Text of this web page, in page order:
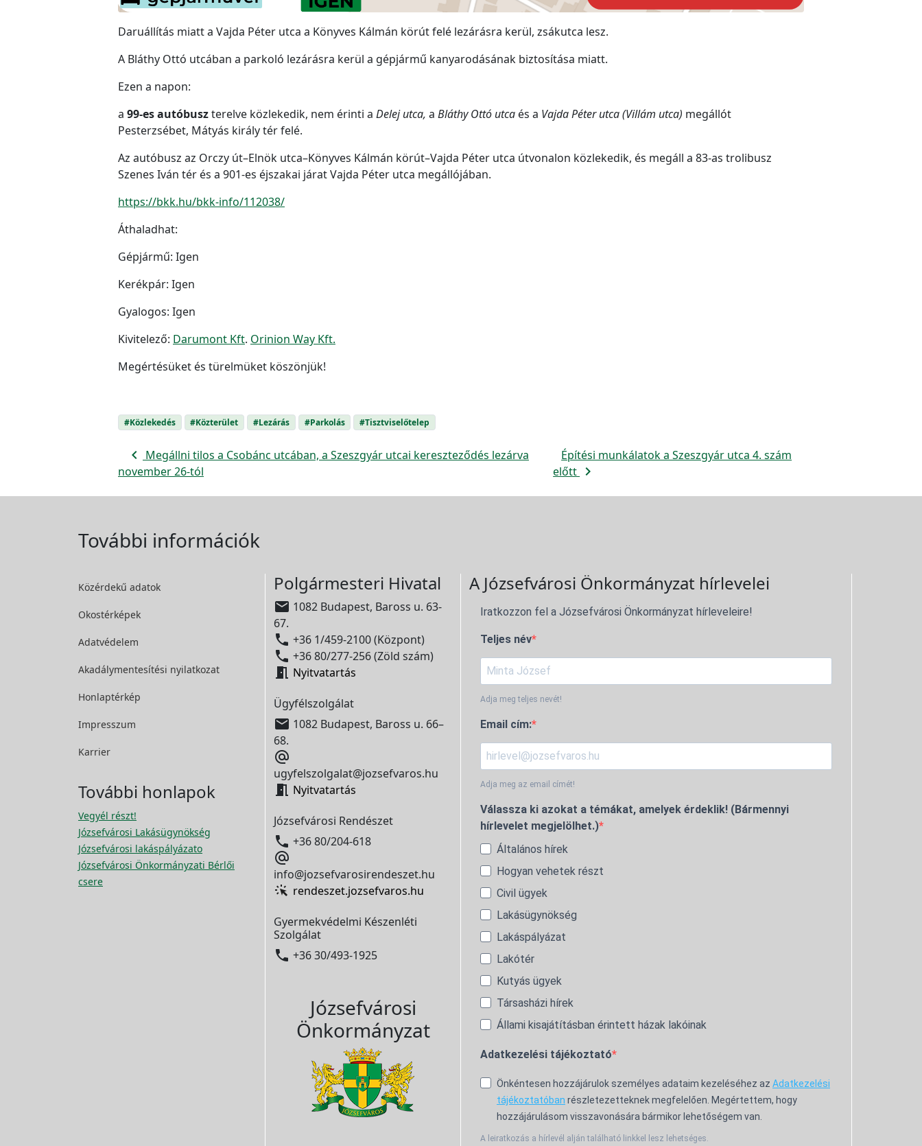
Daruállítás miatt a Vajda Péter utca a Könyves Kálmán körút felé lezárásra kerül, zsákutca lesz.
A Bláthy Ottó utcában a parkoló lezárásra kerül a gépjármű kanyarodásának biztosítása miatt.
Ezen a napon:
a 99-es autóbuszterelve közlekedik, nem érinti a Delej utca, a Bláthy Ottó utca és a Vajda Péter utca (Villám utca) megállót
Pesterzsébet, Mátyás király tér felé.
Az autóbusz az Orczy út–Elnök utca–Könyves Kálmán körút–Vajda Péter utca útvonalon közlekedik, és megáll a 83-as trolibusz
Szenes Iván tér és a 901-es éjszakai járat Vajda Péter utca megállójában.
https://bkk.hu/bkk-info/112038/
Áthaladhat:
Gépjármű: Igen
Kerékpár: Igen
Gyalogos: Igen
Kivitelező: Darumont Kft. Orinion Way Kft.
Megértésüket és türelmüket köszönjük!
#Közlekedés #Közterület #Lezárás #Parkolás #Tisztviselőtelep
navigate_before Megállni tilos a Csobánc utcában, a Szeszgyár utcai kereszteződés lezárva
november 26-tól
Építési munkálatok a Szeszgyár utca 4. szám
előtt navigate_next
További információk
Közérdekű adatok
Okostérképek
Adatvédelem
Akadálymentesítési nyilatkozat
Honlaptérkép
Impresszum
Karrier
További honlapok
Vegyél részt!
Józsefvárosi Lakásügynökség
Józsefvárosi lakáspályázato
Józsefvárosi Önkormányzati Bérlői
csere
Polgármesteri Hivatal
 1082 Budapest, Baross u. 63-
67.
 +36 1/459-2100 (Központ)
 +36 80/277-256 (Zöld szám)
 Nyitvatartás
Ügyfélszolgálat
 1082 Budapest, Baross u. 66–
68.

ugyfelszolgalat@jozsefvaros.hu
 Nyitvatartás
Józsefvárosi Rendészet
 +36 80/204-618

info@jozsefvarosirendeszet.hu
rendeszet.jozsefvaros.hu
Gyermekvédelmi Készenléti
Szolgálat
 +36 30/493-1925
Józsefvárosi
Önkormányzat
A Józsefvárosi Önkormányzat hírlevelei
Iratkozzon fel a Józsefvárosi Önkormányzat hírleveleire!
Teljes név
Adja meg teljes nevét!
Email cím:
Adja meg az email címét!
Válassza ki azokat a témákat, amelyek érdeklik! (Bármennyi
hírlevelet megjelölhet.)
Általános hírek
Hogyan vehetek részt
Civil ügyek
Lakásügynökség
Lakáspályázat
Lakótér
Kutyás ügyek
Társasházi hírek
Állami kisajátításban érintett házak lakóinak
Adatkezelési tájékoztató
Önkéntesen hozzájárulok személyes adataim kezeléséhez az Adatkezelési
tájékoztatóban részletezetteknek megfelelően. Megértettem, hogy
hozzájárulásom visszavonására bármikor lehetőségem van.
A leiratkozás a hírlevél alján található linkkel lesz lehetséges.